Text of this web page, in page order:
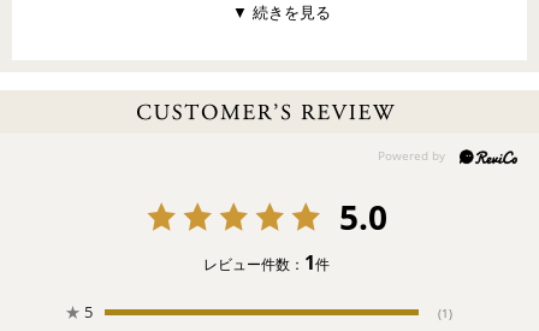
しい花たち。光のきらめき。かすかなささやき。可憐な花びらが
5.0
レビュー件数： 1件
★ 5 (1)